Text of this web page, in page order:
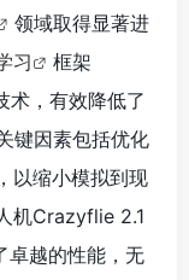
领域取得显著进
习
框架
术，有效降低了
键因素包括优化
以缩小模拟到现
机Crazyflie 2.1
卓越的性能，无